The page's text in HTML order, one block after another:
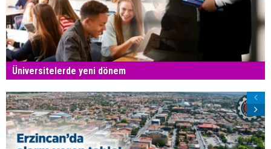
Üniversitelerde yeni dönem